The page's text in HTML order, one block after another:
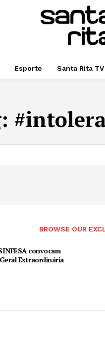
Esporte Santa Rita TV
BROWSE OUR
convocam
Extraordinária